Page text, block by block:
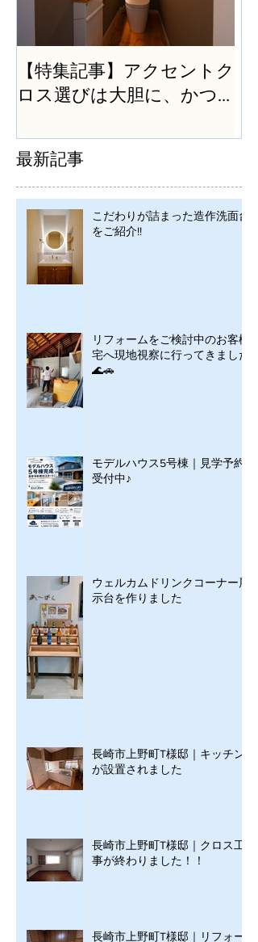
【特集記事】アクセントク
ロス選びは大胆に、かつ
最新記事
こだわりが詰まった造作洗面台
をご紹介!!
リフォームをご検討中のお客様
宅へ現地視察に行ってきました
🌊🚗
モデルハウス5号棟｜見学予約
受付中♪
ウェルカムドリンクコーナー展
示台を作りました
長崎市上野町T様邸｜キッチン
が設置されました
長崎市上野町T様邸｜クロス工
事が終わりました！！
長崎市上野町T様邸｜リフォー